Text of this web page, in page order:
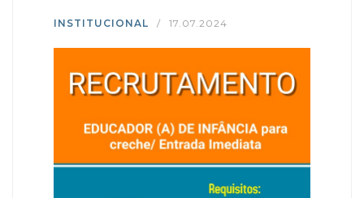
INSTITUCIONAL / 17.07.2024